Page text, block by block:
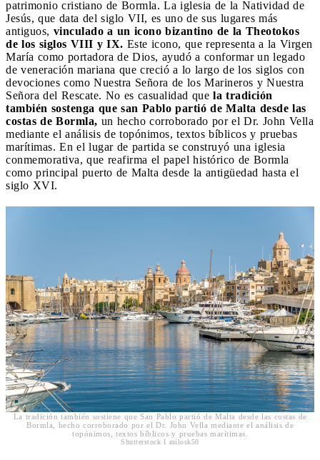
patrimonio cristiano de Bormla. La iglesia de la Natividad de
Jesús, que data del siglo VII, es uno de sus lugares más
antiguos, vinculado a un icono bizantino de la Theotokos
de los siglos VIII y IX. Este icono, que representa a la Virgen
María como portadora de Dios, ayudó a conformar un legado
de veneración mariana que creció a lo largo de los siglos con
devociones como Nuestra Señora de los Marineros y Nuestra
Señora del Rescate. No es casualidad que la tradición
también sostenga que san Pablo partió de Malta desde las
costas de Bormla, un hecho corroborado por el Dr. John Vella
mediante el análisis de topónimos, textos bíblicos y pruebas
marítimas. En el lugar de partida se construyó una iglesia
conmemorativa, que reafirma el papel histórico de Bormla
como principal puerto de Malta desde la antigüedad hasta el
siglo XVI.
La tradición también sostiene que San Pablo partió de Malta desde las costas de
Bormla, hecho corroborado por el Dr. John Vella mediante el análisis de
topónimos, textos bíblicos y pruebas marítimas.
Shutterstock I milosk50